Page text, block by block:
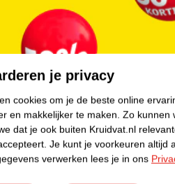
ook weer uit in 1, 5 seconde! De
worden met metallic gekleurde
een bijpassende wieg.
makkelijk met 1 hand in en uit te
in het vliegtuig als je op reis bent. Het
dat je langer onderweg bent is het
standen gezet kan worden, waaronder
je privacy
cookies om je de beste online
en makkelijker te maken. Zo kunnen
dat je ook buiten Kruidvat.nl
Je kunt je voorkeuren altijd
verwerken lees je in ons